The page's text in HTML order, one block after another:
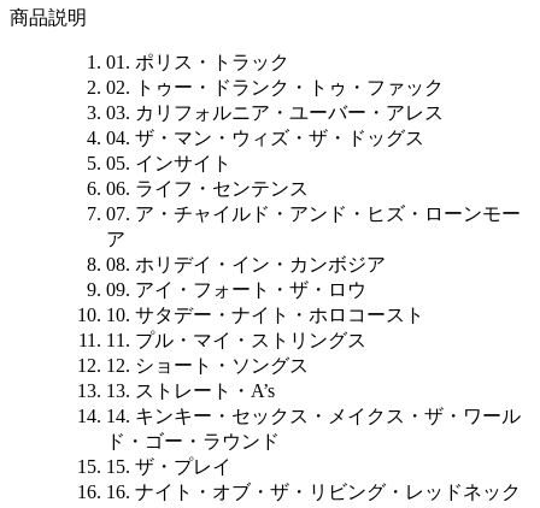
商品説明
01. ポリス・トラック
02. トゥー・ドランク・トゥ・ファック
03. カリフォルニア・ユーバー・アレス
04. ザ・マン・ウィズ・ザ・ドッグス
05. インサイト
06. ライフ・センテンス
07. ア・チャイルド・アンド・ヒズ・ローンモー
ア
08. ホリデイ・イン・カンボジア
09. アイ・フォート・ザ・ロウ
10. サタデー・ナイト・ホロコースト
11. プル・マイ・ストリングス
12. ショート・ソングス
13. ストレート・A’s
14. キンキー・セックス・メイクス・ザ・ワール
ド・ゴー・ラウンド
15. ザ・プレイ
16. ナイト・オブ・ザ・リビング・レッドネック